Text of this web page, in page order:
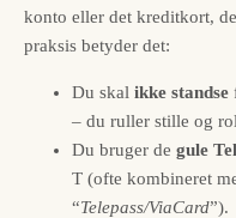
konto eller det kreditkort,
praksis betyder det:
Du skal ikke standse
– du ruller stille og
Du bruger de gule
T (ofte kombineret
“Telepass/ViaCard”).